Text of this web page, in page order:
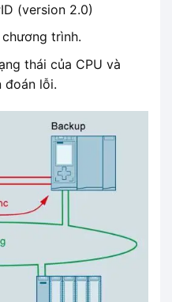
(version 2.0)
trình.
thái của CPU và
đoán lỗi.